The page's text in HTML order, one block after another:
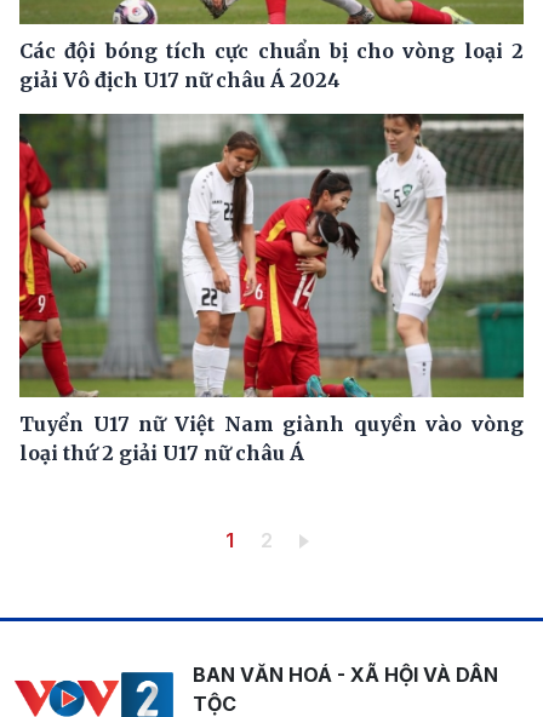
Các đội bóng tích cực chuẩn bị cho vòng loại 2
giải Vô địch U17 nữ châu Á 2024
Tuyển U17 nữ Việt Nam giành quyền vào vòng
loại thứ 2 giải U17 nữ châu Á
Trang hiện thời
1 Trang
2
BAN VĂN HOÁ - XÃ HỘI VÀ DÂN
TỘC